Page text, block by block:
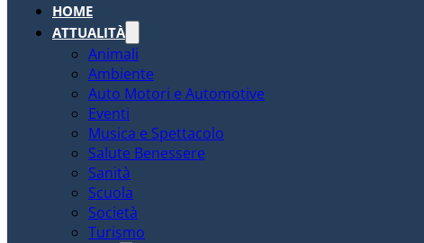
HOME
ATTUALITÀ
Animali
Ambiente
Auto Motori e Automotive
Eventi
Musica e Spettacolo
Salute Benessere
Sanità
Scuola
Società
Turismo